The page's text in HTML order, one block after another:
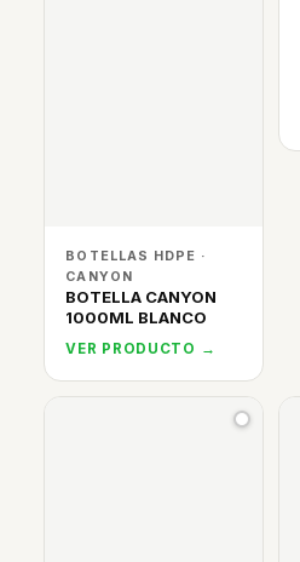
BOTELLAS HDPE ·
CANYON
BOTELLA CANYON
1000ML BLANCO
VER PRODUCTO →